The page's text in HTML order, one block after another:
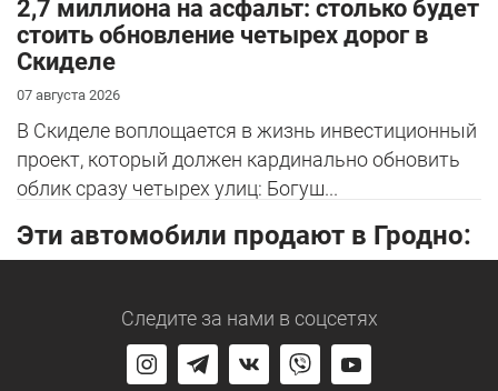
2,7 миллиона на асфальт: столько будет
стоить обновление четырех дорог в
Скиделе
07 августа 2026
В Скиделе воплощается в жизнь инвестиционный
проект, который должен кардинально обновить
облик сразу четырех улиц: Богуш...
Эти автомобили продают в Гродно:
Следите за нами в соцсетях